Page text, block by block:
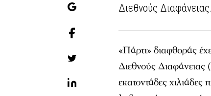
Διεθνούς Διαφάνειας.
«Πάρτι» διαφθοράς
Διεθνούς
εκατοντάδες χιλιάδες